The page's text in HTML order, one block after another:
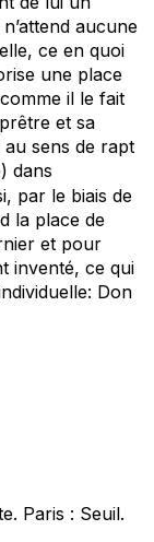
aucune
ce en quoi
une place
il le fait
et sa
sens de rapt
dans
par le biais de
la place de
et pour
inventé, ce qui
Don
. Paris : Seuil.